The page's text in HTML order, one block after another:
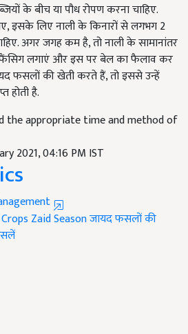
के बीच या पौध रोपण करना चाहिए.
इसके लिए नाली के किनारों से लगभग 2
अगर जगह कम है, तो नाली के सामानांतर
फैंसिग लगाएं और इस पर बेल का फैलाव कर
फसलों की खेती करते हैं, तो इससे उन्हें
होती है.
the appropriate time and method of
2021, 04:16 PM IST
Zaid Seasonजायद फसलों की